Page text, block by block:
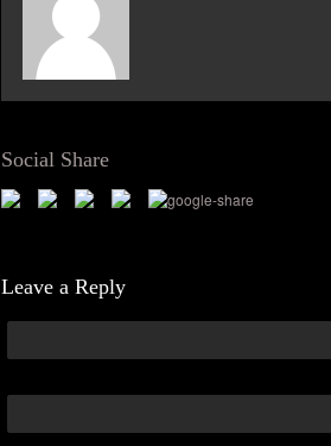
Social Share
Leave a Reply